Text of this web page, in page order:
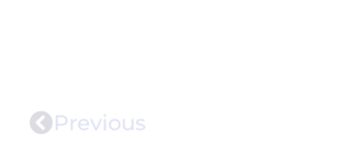
Previous